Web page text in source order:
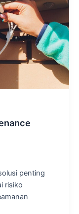
penting
risiko